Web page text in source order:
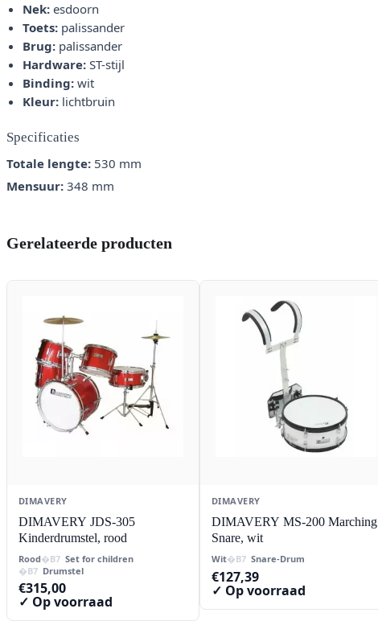
Nek: esdoorn
Toets: palissander
Brug: palissander
Hardware: ST-stijl
Binding: wit
Kleur: lichtbruin
Specificaties
Totale lengte: 530 mm
Mensuur: 348 mm
Gerelateerde producten
DIMAVERY
DIMAVERY JDS-305
Kinderdrumstel, rood
Rood
Set for children
Drumstel
€315,00
✓ Op voorraad
DIMAVERY
DIMAVERY MS-200 Marching
Snare, wit
Wit Snare-Drum
€127,39
✓ Op voorraad